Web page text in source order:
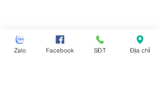
Zalo Facebook SĐT Địa chỉ